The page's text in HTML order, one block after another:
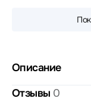
Описание
Отзывы 0